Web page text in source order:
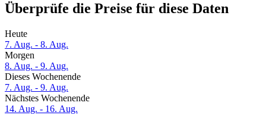
Überprüfe die Preise für diese Daten
Heute
7. Aug. - 8. Aug.
Morgen
8. Aug. - 9. Aug.
Dieses Wochenende
7. Aug. - 9. Aug.
Nächstes Wochenende
14. Aug. - 16. Aug.